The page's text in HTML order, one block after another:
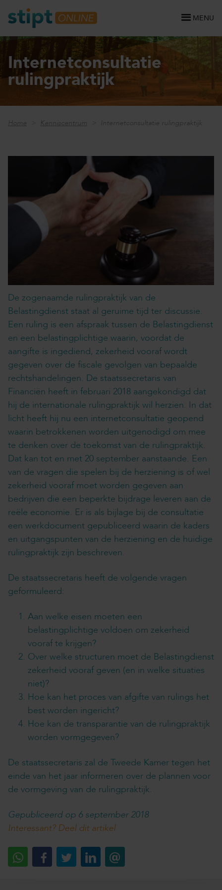
MENU
Internetconsultatie
rulingpraktijk
Home Kenniscentrum Internetconsultatie rulingpraktijk
De zogenaamde rulingpraktijk van de
Belastingdienst staat al geruime tijd ter discussie.
Een ruling is een afspraak tussen de Belastingdienst
en een belastingplichtige waarin, voordat de
aangifte is ingediend, zekerheid vooraf wordt
gegeven over de fiscale gevolgen van bepaalde
rechtshandelingen. De staatssecretaris van
Financiën heeft in februari 2018 aangekondigd dat
hij de internationale rulingpraktijk wil herzien. In dat
licht heeft hij nu een internetconsultatie geopend
waarin betrokkenen worden uitgenodigd om mee
te denken over de toekomst van de rulingpraktijk.
Dat kan tot en met 20 september aanstaande. Een
van de vragen die spelen bij de herziening is of wel
zekerheid vooraf moet worden gegeven aan
bedrijven die een beperkte bijdrage leveren aan de
reële economie. Er is als bijlage bij de consultatie
een werkdocument gepubliceerd waarin de kaders
en uitgangspunten van de herziening en de huidige
rulingpraktijk zijn beschreven.
De staatssecretaris heeft de volgende vragen
geformuleerd:
Aan welke eisen moeten een
belastingplichtige voldoen om zekerheid
vooraf te krijgen?
Over welke structuren moet de Belastingdienst
zekerheid vooraf geven (en in welke situaties
niet)?
Hoe kan het proces van afgifte van rulings het
best worden ingericht?
Hoe kan de transparantie van de rulingpraktijk
worden vormgegeven?
De staatssecretaris zal de Tweede Kamer tegen het
einde van het jaar informeren over de plannen voor
de vormgeving van de rulingpraktijk.
Gepubliceerd op 6 september 2018
Interessant? Deel dit artikel